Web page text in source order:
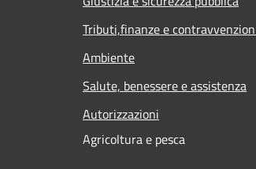
Tributi,finanze e
Ambiente
Salute, benessere e assistenza
Autorizzazioni
Agricoltura e pesca